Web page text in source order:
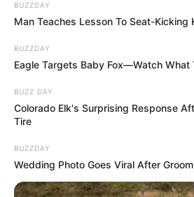
BUZZDAY
Man Teaches Lesson To Seat-Kicking
BUZZDAY
Eagle Targets Baby Fox—Watch What
BUZZ DAY
Colorado Elk's Surprising Response
Tire
BUZZDAY
Wedding Photo Goes Viral After